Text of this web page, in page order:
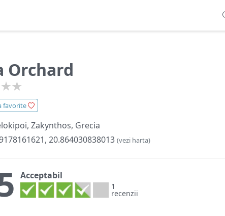
Orchard
favorite
Zakynthos, Grecia
20.864030838013 (vezi harta)
Acceptabil
1
recenzii